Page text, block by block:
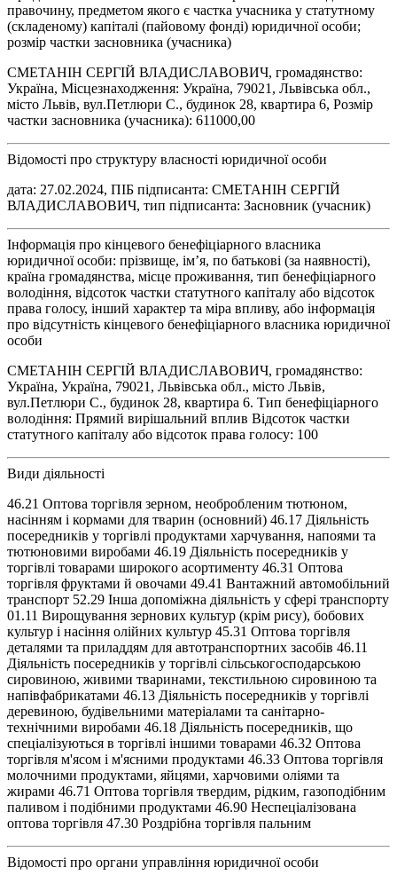
правочину, предметом якого є частка учасника у статутному
(складеному) капіталі (пайовому фонді) юридичної особи;
розмір частки засновника (учасника)
СМЕТАНІН СЕРГІЙ ВЛАДИСЛАВОВИЧ, громадянство:
Україна, Місцезнаходження: Україна, 79021, Львівська обл.,
місто Львів, вул.Петлюри С., будинок 28, квартира 6, Розмір
частки засновника (учасника): 611000,00
Відомості про структуру власності юридичної особи
дата: 27.02.2024, ПІБ підписанта: СМЕТАНІН СЕРГІЙ
ВЛАДИСЛАВОВИЧ, тип підписанта: Засновник (учасник)
Інформація про кінцевого бенефіціарного власника
юридичної особи: прізвище, ім’я, по батькові (за наявності),
країна громадянства, місце проживання, тип бенефіціарного
володіння, відсоток частки статутного капіталу або відсоток
права голосу, інший характер та міра впливу, або інформація
про відсутність кінцевого бенефіціарного власника юридичної
особи
СМЕТАНІН СЕРГІЙ ВЛАДИСЛАВОВИЧ, громадянство:
Україна, Україна, 79021, Львівська обл., місто Львів,
вул.Петлюри С., будинок 28, квартира 6. Тип бенефіціарного
володіння: Прямий вирішальний вплив Відсоток частки
статутного капіталу або відсоток права голосу: 100
Види діяльності
46.21 Оптова торгівля зерном, необробленим тютюном,
насінням і кормами для тварин (основний) 46.17 Діяльність
посередників у торгівлі продуктами харчування, напоями та
тютюновими виробами 46.19 Діяльність посередників у
торгівлі товарами широкого асортименту 46.31 Оптова
торгівля фруктами й овочами 49.41 Вантажний автомобільний
транспорт 52.29 Інша допоміжна діяльність у сфері транспорту
01.11 Вирощування зернових культур (крім рису), бобових
культур і насіння олійних культур 45.31 Оптова торгівля
деталями та приладдям для автотранспортних засобів 46.11
Діяльність посередників у торгівлі сільськогосподарською
сировиною, живими тваринами, текстильною сировиною та
напівфабрикатами 46.13 Діяльність посередників у торгівлі
деревиною, будівельними матеріалами та санітарно-
технічними виробами 46.18 Діяльність посередників, що
спеціалізуються в торгівлі іншими товарами 46.32 Оптова
торгівля м'ясом і м'ясними продуктами 46.33 Оптова торгівля
молочними продуктами, яйцями, харчовими оліями та
жирами 46.71 Оптова торгівля твердим, рідким, газоподібним
паливом і подібними продуктами 46.90 Неспеціалізована
оптова торгівля 47.30 Роздрібна торгівля пальним
Відомості про органи управління юридичної особи